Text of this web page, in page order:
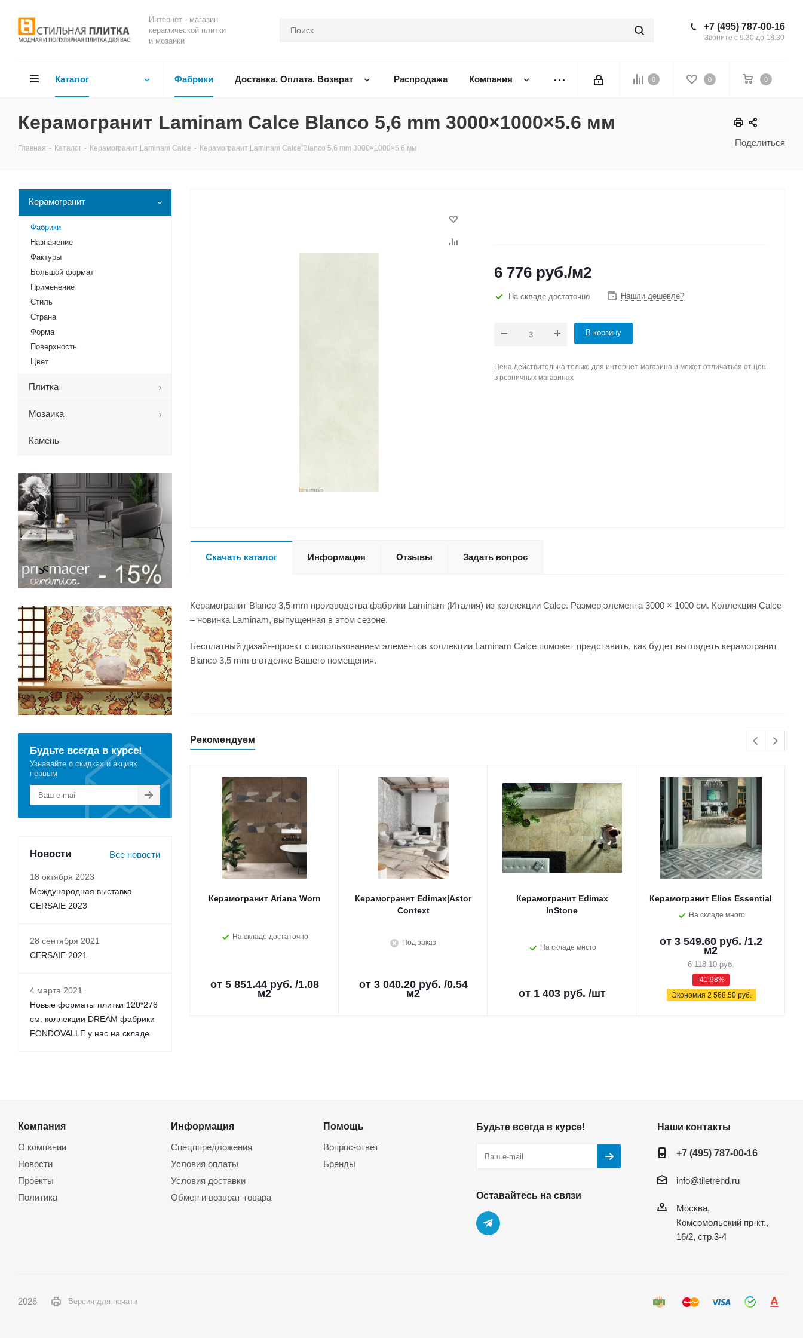
Интернет - магазин
керамической плитки
и мозаики
+7 (495) 787-00-16
Звоните с 9:30 до 18:30
0 0 0
Каталог Фабрики Доставка. Оплата. Возврат Распродажа Компания
Поделиться
Керамогранит Laminam Calce Blanco 5,6 mm 3000×1000×5.6 мм
Главная - Каталог - Керамогранит Laminam Calce - Керамогранит Laminam Calce Blanco 5,6 mm 3000×1000×5.6 мм
6 776 руб./м2
На складе достаточно Нашли дешевле?
В корзину
Цена действительна только для интернет-магазина и может отличаться от цен
в розничных магазинах
Скачать каталог Информация Отзывы Задать вопрос
Керамогранит Blanco 3,5 mm производства фабрики Laminam (Италия) из коллекции Calce. Размер элемента 3000 × 1000 см. Коллекция Calce
– новинка Laminam, выпущенная в этом сезоне.
Бесплатный дизайн-проект с использованием элементов коллекции Laminam Calce поможет представить, как будет выглядеть керамогранит
Blanco 3,5 mm в отделке Вашего помещения.
Рекомендуем
Керамогранит Ariana Worn
На складе достаточно
от 5 851.44 руб. /1.08
м2
Керамогранит Edimax|Astor
Context
Под заказ
от 3 040.20 руб. /0.54
м2
Керамогранит Edimax
InStone
На складе много
от 1 403 руб. /шт
Керамогранит Elios Essential
На складе много
от 3 549.60 руб. /1.2
м2
6 118.10 руб.
-41.98%
Экономия 2 568.50 руб.
Керамогранит
Фабрики
Назначение
Фактуры
Большой формат
Применение
Стиль
Страна
Форма
Поверхность
Цвет
Плитка
Мозаика
Камень
Будьте всегда в курсе!
Узнавайте о скидках и акциях
первым
Новости Все новости
18 октября 2023
Международная выставка
CERSAIE 2023
28 сентября 2021
CERSAIE 2021
4 марта 2021
Новые форматы плитки 120*278
см. коллекции DREAM фабрики
FONDOVALLE у нас на складе
Компания
О компании
Новости
Проекты
Политика
Информация
Спецппредложения
Условия оплаты
Условия доставки
Обмен и возврат товара
Помощь
Вопрос-ответ
Бренды
Будьте всегда в курсе!
Оставайтесь на связи
Наши контакты
+7 (495) 787-00-16
info@tiletrend.ru
Москва,
Комсомольский пр-кт.,
16/2, стр.3-4
2026 Версия для печати